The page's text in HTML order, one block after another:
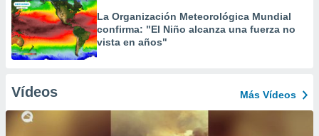
La Organización Meteorológica Mundial
confirma: "El Niño alcanza una fuerza no
vista en años"
Vídeos Más Vídeos